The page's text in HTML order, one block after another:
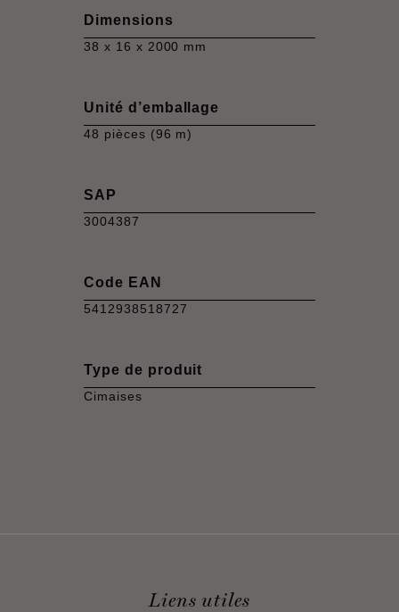
Dimensions
38 x 16 x 2000 mm
Unité d’emballage
48 pièces (96 m)
SAP
3004387
Code EAN
5412938518727
Type de produit
Cimaises
Liens utiles